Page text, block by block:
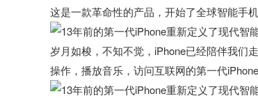
这是一款革命性的产品，开始了全球智能手
岁月如梭，不知不觉，iPhone已经陪伴我们
操作，播放音乐，访问互联网的第一代